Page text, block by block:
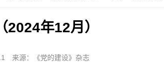
2024年12月）
来源：《党的建设》杂志